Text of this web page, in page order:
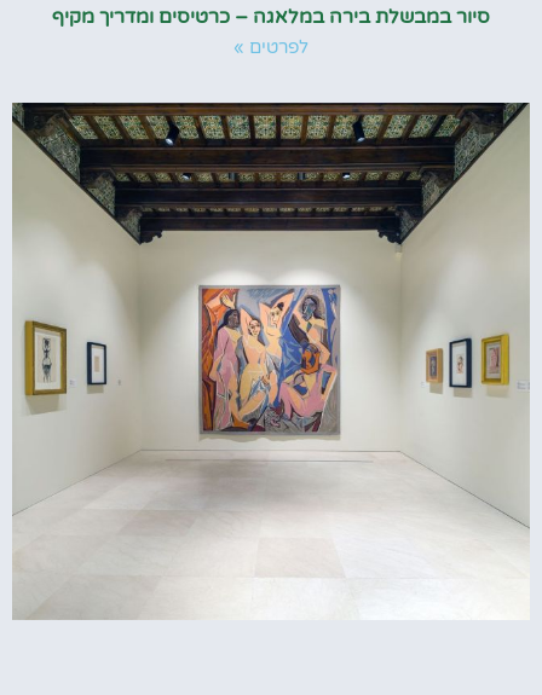
סיור במבשלת בירה במלאגה – כרטיסים ומדריך מקיף
לפרטים »